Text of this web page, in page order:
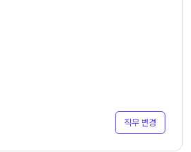
직무 변경